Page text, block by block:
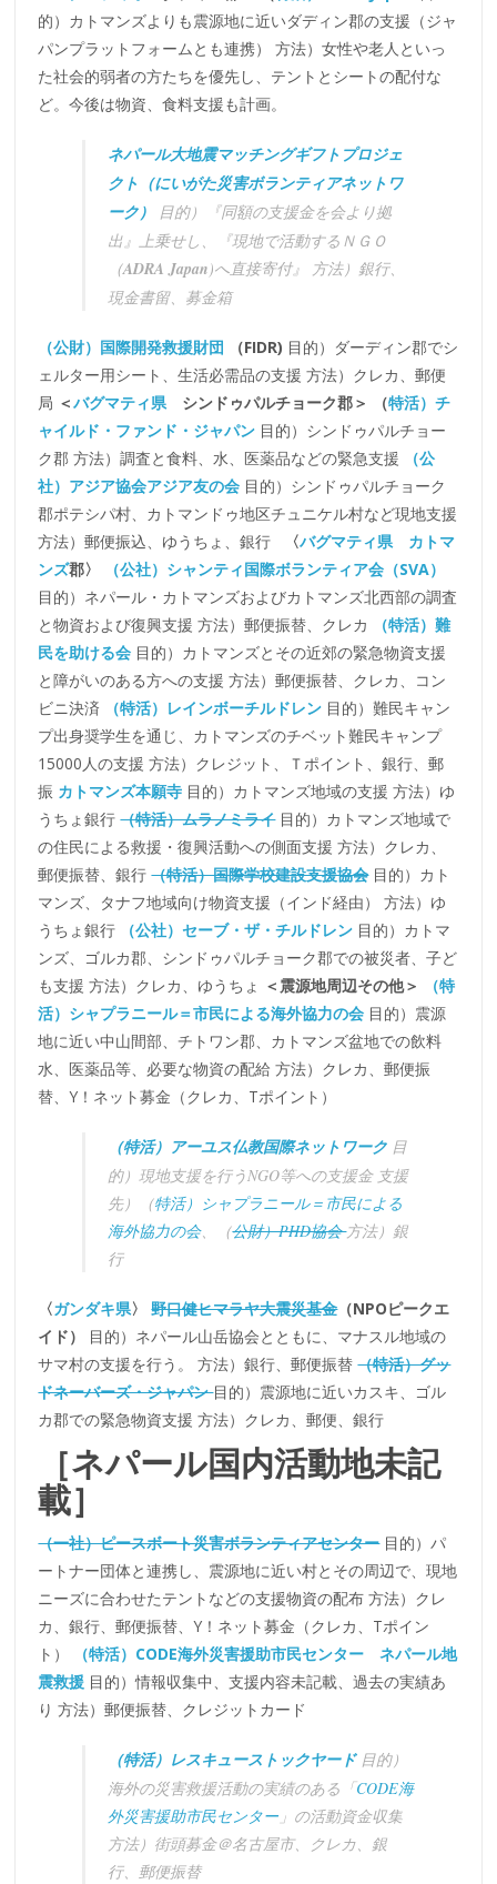
的）カトマンズよりも震源地に近いダディン郡の支援（ジャ
パンプラットフォームとも連携） 方法）女性や老人といっ
た社会的弱者の方たちを優先し、テントとシートの配付な
ど。今後は物資、食料支援も計画。
ネパール大地震マッチングギフトプロジェ
クト（にいがた災害ボランティアネットワ
ーク）
目的）『同額の支援金を会より拠
出』上乗せし、『現地で活動するＮＧＯ
（ADRA Japan)へ直接寄付』 方法）銀行、
現金書留、募金箱
（公財）国際開発救援財団 （FIDR) 目的）ダーディン郡でシ
ェルター用シート、生活必需品の支援 方法）クレカ、郵便
局 ＜バグマティ県 シンドゥパルチョーク郡＞ （特活）チ
ャイルド・ファンド・ジャパン 目的）シンドゥパルチョー
ク郡 方法）調査と食料、水、医薬品などの緊急支援
（公
社）アジア協会アジア友の会 目的）シンドゥパルチョーク
郡ポテシパ村、カトマンドゥ地区チュニケル村など現地支援
方法）郵便振込、ゆうちょ、銀行
〈バグマティ県
カトマ
ンズ郡〉
（公社）シャンティ国際ボランティア会（SVA）
目的）ネパール・カトマンズおよびカトマンズ北西部の調査
と物資および復興支援 方法）郵便振替、クレカ
（特活）難
民を助ける会 目的）カトマンズとその近郊の緊急物資支援
と障がいのある方への支援 方法）郵便振替、クレカ、コン
ビニ決済
（特活）レインボーチルドレン 目的）難民キャン
プ出身奨学生を通じ、カトマンズのチベット難民キャンプ
15000人の支援 方法）クレジット、Ｔポイント、銀行、郵
振 カトマンズ本願寺 目的）カトマンズ地域の支援 方法）ゆ
うちょ銀行（特活）ムラノミライ目的）カトマンズ地域で
の住民による救援・復興活動への側面支援 方法）クレカ、
郵便振替、銀行（特活）国際学校建設支援協会目的）カト
マンズ、タナフ地域向け物資支援（インド経由） 方法）ゆ
うちょ銀行
（公社）セーブ・ザ・チルドレン 目的）カトマ
ンズ、ゴルカ郡、シンドゥパルチョーク郡での被災者、子ど
も支援 方法）クレカ、ゆうちょ ＜震源地周辺その他＞
（特
活）シャプラニール＝市民による海外協力の会 目的）震源
地に近い中山間部、チトワン郡、カトマンズ盆地での飲料
水、医薬品等、必要な物資の配給 方法）クレカ、郵便振
替、Y！ネット募金（クレカ、Tポイント）
（特活）アーユス仏教国際ネットワーク 目
的）現地支援を行うNGO等への支援金 支援
先）（特活）シャプラニール＝市民による
海外協力の会、（公財）PHD協会方法）銀
行
〈ガンダキ県〉 野口健ヒマラヤ大震災基金（NPOピークエ
イド）
目的）ネパール山岳協会とともに、マナスル地域の
サマ村の支援を行う。 方法）銀行、郵便振替（特活）グッ
ドネーバーズ・ジャパン目的）震源地に近いカスキ、ゴル
カ郡での緊急物資支援 方法）クレカ、郵便、銀行
［ネパール国内活動地未記
載］
（一社）ピースボート災害ボランティアセンター目的）パ
ートナー団体と連携し、震源地に近い村とその周辺で、現地
ニーズに合わせたテントなどの支援物資の配布 方法）クレ
カ、銀行、郵便振替、Y！ネット募金（クレカ、Tポイン
ト）
（特活）CODE海外災害援助市民センター ネパール地
震救援 目的）情報収集中、支援内容未記載、過去の実績あ
り 方法）郵便振替、クレジットカード
（特活）レスキューストックヤード 目的）
海外の災害救援活動の実績のある「CODE海
外災害援助市民センター」の活動資金収集
方法）街頭募金＠名古屋市、クレカ、銀
行、郵便振替